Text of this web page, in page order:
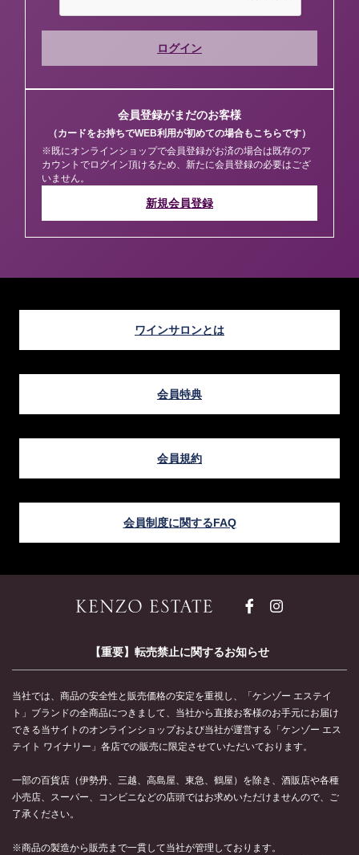
ログイン
会員登録がまだのお客様
（カードをお持ちでWEB利用が初めての場合もこちらです）
※既にオンラインショップで会員登録がお済の場合は既存のア
カウントでログイン頂けるため、新たに会員登録の必要はござ
いません。
新規会員登録
ワインサロンとは
会員特典
会員規約
会員制度に関するFAQ
【重要】転売禁止に関するお知らせ
当社では、商品の安全性と販売価格の安定を重視し、「ケンゾー エステイ
ト」ブランドの全商品につきまして、当社から直接お客様のお手元にお届け
できる当サイトのオンラインショップおよび当社が運営する「ケンゾー エス
テイト ワイナリー」各店での販売に限定させていただいております。
一部の百貨店（伊勢丹、三越、高島屋、東急、鶴屋）を除き、酒販店や各種
小売店、スーパー、コンビニなどの店頭ではお求めいただけませんので、ご
了承ください。
※商品の製造から販売まで一貫して当社が管理しております。